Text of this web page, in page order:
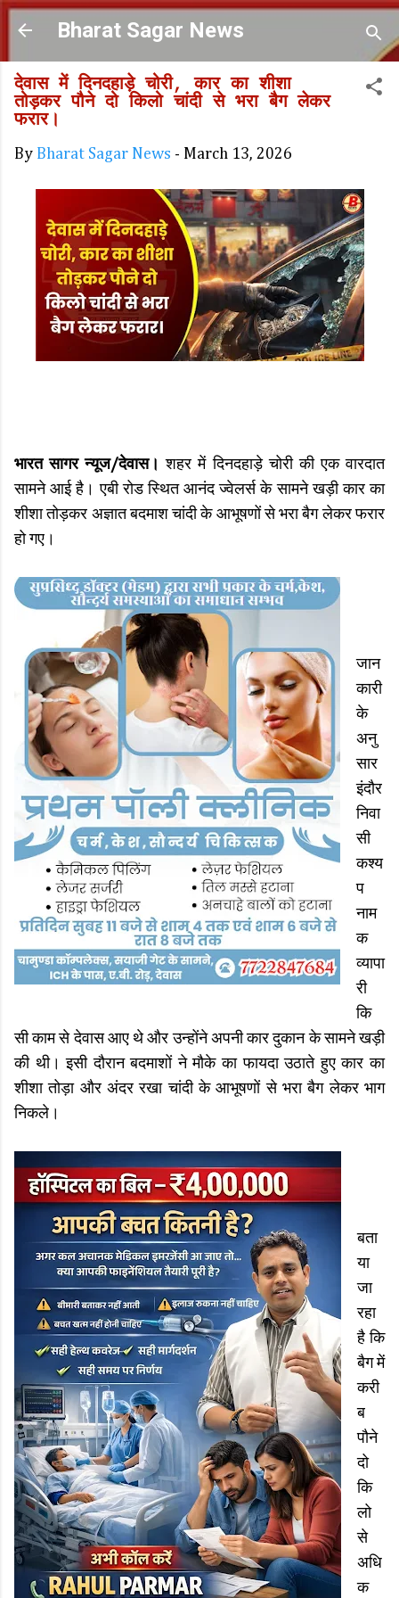
Skip to main content
Bharat Sagar News
देवास में दिनदहाड़े चोरी, कार का शीशा
तोड़कर पौने दो किलो चांदी से भरा बैग लेकर
फरार।
By Bharat Sagar News - March 13, 2026
भारत सागर न्यूज/देवास।शहर में दिनदहाड़े चोरी की एक वारदात
सामने आई है। एबी रोड स्थित आनंद ज्वेलर्स के सामने खड़ी कार का
शीशा तोड़कर अज्ञात बदमाश चांदी के आभूषणों से भरा बैग लेकर फरार
हो गए।
जान
कारी
के
अनु
सार
इंदौर
निवा
सी
कश्य
प
नाम
क
व्यापा
री
कि
सी काम से देवास आए थे और उन्होंने अपनी कार दुकान के सामने खड़ी
की थी। इसी दौरान बदमाशों ने मौके का फायदा उठाते हुए कार का
शीशा तोड़ा और अंदर रखा चांदी के आभूषणों से भरा बैग लेकर भाग
निकले।
बता
या
जा
रहा
है कि
बैग में
करी
ब
पौने
दो
कि
लो
से
अधि
क